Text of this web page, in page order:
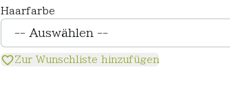
Haarfarbe
Zur Wunschliste hinzufügen